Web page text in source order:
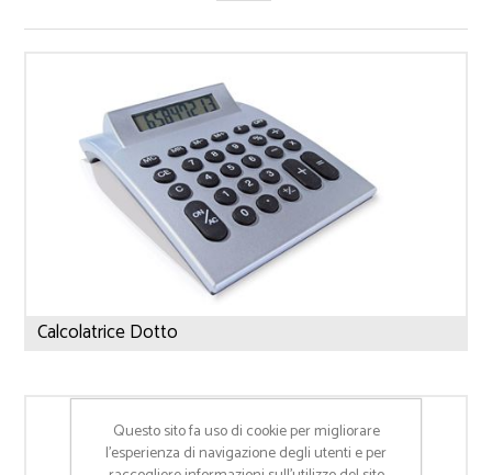
Calcolatrice Dotto
Questo sito fa uso di cookie per migliorare
l’esperienza di navigazione degli utenti e per